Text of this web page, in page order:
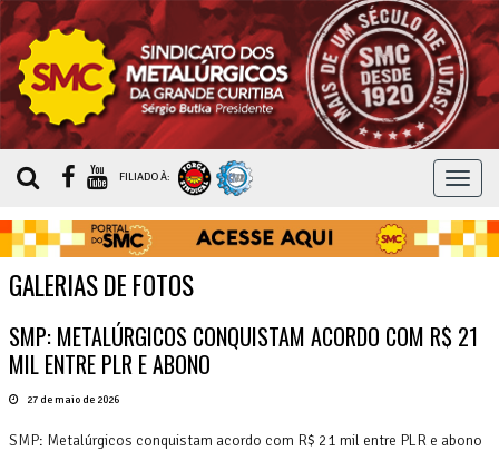
MENU
FILIADO À:
GALERIAS DE FOTOS
SMP: METALÚRGICOS CONQUISTAM ACORDO COM R$ 21
MIL ENTRE PLR E ABONO
27 de maio de 2026
SMP: Metalúrgicos conquistam acordo com R$ 21 mil entre PLR e abono